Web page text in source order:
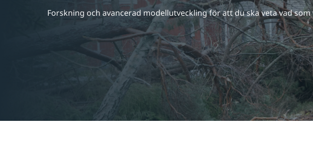
Forskning och avancerad modellutveckling för att du ska veta vad som